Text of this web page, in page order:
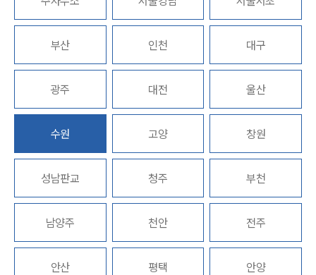
사례분석/최신동향
법률정보
법률지식인
고객후기
업무분야
전체
구성원 소개
부산 인천 대구
광주 대전 울산
수원 고양 창원
성남판교 청주 부천
남양주 천안 전주
안산 평택 안양